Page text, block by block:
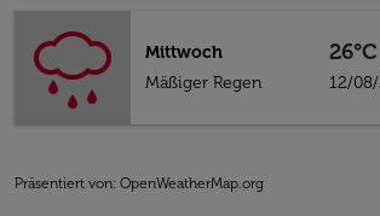
Mittwoch
Mäßiger Regen
26°C
12/
Präsentiert von: OpenWeatherMap.org